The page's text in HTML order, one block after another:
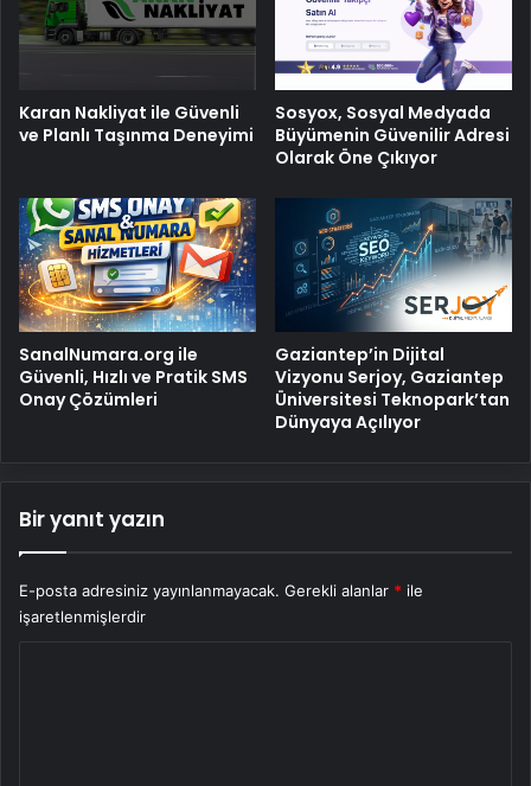
Karan Nakliyat ile Güvenli
ve Planlı Taşınma Deneyimi
Sosyox, Sosyal Medyada
Büyümenin Güvenilir Adresi
Olarak Öne Çıkıyor
SanalNumara.org ile
Güvenli, Hızlı ve Pratik SMS
Onay Çözümleri
Gaziantep’in Dijital
Vizyonu Serjoy, Gaziantep
Üniversitesi Teknopark’tan
Dünyaya Açılıyor
Bir yanıt yazın
E-posta adresiniz yayınlanmayacak. Gerekli alanlar * ile
işaretlenmişlerdir